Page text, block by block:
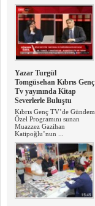
Yazar Turgül
Tomgüsehan Kıbrıs Genç
Tv yayınında Kitap
Severlerle Buluştu
Kıbrıs Genç TV’de Gündem
Özel Programını sunan
Muazzez Gazihan
Katipoğlu’nun ...